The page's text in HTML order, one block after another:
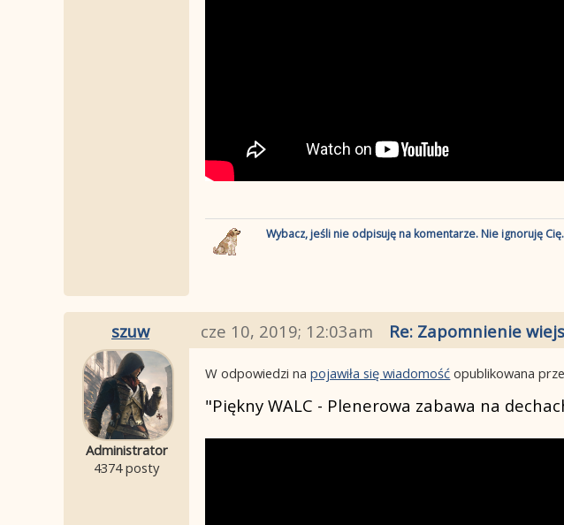
Wybacz, jeśli nie odpisuję na komentarze. Nie ignoruję
szuw cze 10, 2019; 12:03am Re: Zapomnienie
Administrator
4374 posty
W odpowiedzi napojawiła się wiadomość opublikowana
"Piękny WALC - Plenerowa zabawa na